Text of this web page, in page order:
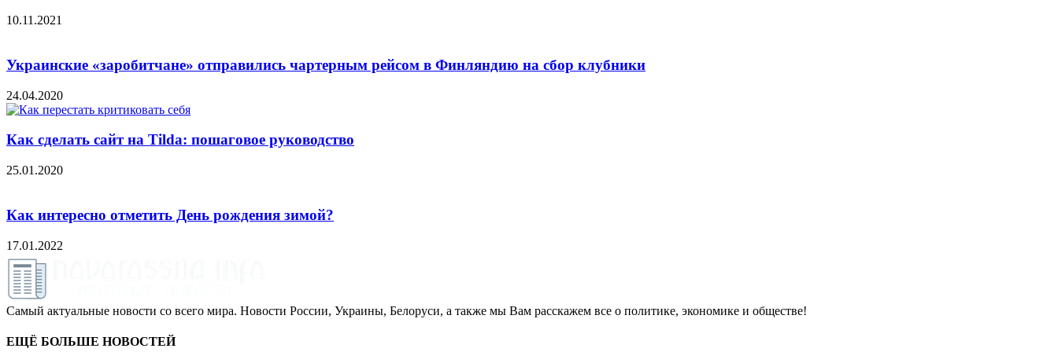
10.11.2021
Украинские «заробитчане» отправились чартерным рейсом в Финляндию на сбор клубники
24.04.2020
Как сделать сайт на Tilda: пошаговое руководство
25.01.2020
Как интересно отметить День рождения зимой?
17.01.2022
Самый актуальные новости со всего мира. Новости России, Украины, Белоруси, а также мы Вам расскажем все о политике, экономике и обществе!
ЕЩЁ БОЛЬШЕ НОВОСТЕЙ